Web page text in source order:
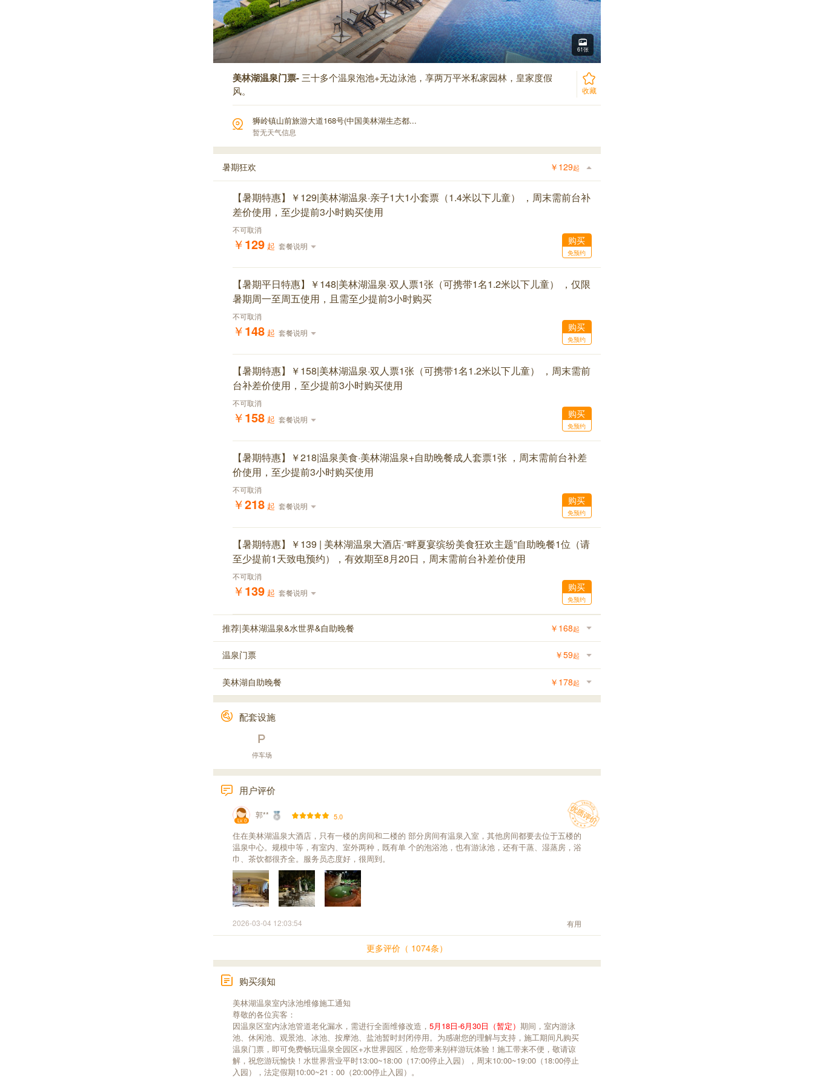
61张
美林湖温泉门票- 三十多个温泉泡池+无边泳池，享两万平米私家园林，皇家度假
风。
收藏
狮岭镇山前旅游大道168号(中国美林湖生态都...
暂无天气信息
暑期狂欢 ￥ 129起
【暑期特惠】￥129|美林湖温泉·亲子1大1小套票（1.4米以下儿童） ，周末需前台补
差价使用，至少提前3小时购买使用
不可取消
￥129 起 套餐说明 购买
免预约
【暑期平日特惠】￥148|美林湖温泉·双人票1张（可携带1名1.2米以下儿童） ，仅限
暑期周一至周五使用，且需至少提前3小时购买
不可取消
￥148 起 套餐说明 购买
免预约
【暑期特惠】￥158|美林湖温泉·双人票1张（可携带1名1.2米以下儿童） ，周末需前
台补差价使用，至少提前3小时购买使用
不可取消
￥158 起 套餐说明 购买
免预约
【暑期特惠】￥218|温泉美食·美林湖温泉+自助晚餐成人套票1张 ，周末需前台补差
价使用，至少提前3小时购买使用
不可取消
￥218 起 套餐说明 购买
免预约
【暑期特惠】￥139 | 美林湖温泉大酒店·“畔夏宴缤纷美食狂欢主题”自助晚餐1位（请
至少提前1天致电预约），有效期至8月20日，周末需前台补差价使用
不可取消
￥139 起 套餐说明 购买
免预约
推荐|美林湖温泉&水世界&自助晚餐 ￥ 168起
温泉门票 ￥59起
美林湖自助晚餐 ￥ 178起
配套设施
停车场
用户评价
Lv. 0
郭** 5.0
住在美林湖温泉大酒店，只有一楼的房间和二楼的 部分房间有温泉入室，其他房间都要去位于五楼的
温泉中心。规模中等，有室内、室外两种，既有单 个的泡浴池，也有游泳池，还有干蒸、湿蒸房，浴
巾、茶饮都很齐全。服务员态度好，很周到。
2026-03-04 12:03:54 有用
更多评价（ 1074条）
购买须知
美林湖温泉室内泳池维修施工通知
尊敬的各位宾客：
因温泉区室内泳池管道老化漏水，需进行全面维修改造， 5月18日-6月30日（暂定） 期间，室内游泳
池、休闲池、观景池、冰池、按摩池、盐池暂时封闭停用。为感谢您的理解与支持，施工期间凡购买
温泉门票，即可免费畅玩温泉全园区+水世界园区，给您带来别样游玩体验！施工带来不便，敬请谅
解，祝您游玩愉快！水世界营业平时13:00~18:00（17:00停止入园），周末10:00~19:00（18:00停止
入园），法定假期10:00~21：00（20:00停止入园）。